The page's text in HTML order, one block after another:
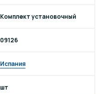
Комплект установочный
09126
Испания
шт